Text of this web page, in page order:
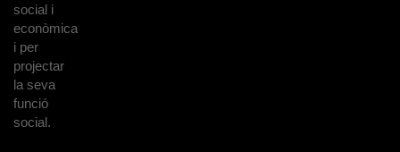
social i
econòmica
i per
projectar
la seva
funció
social.